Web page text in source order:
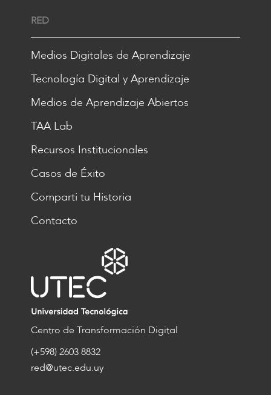
RED
Medios Digitales de Aprendizaje
Tecnología Digital y Aprendizaje
Medios de Aprendizaje Abiertos
TAA Lab
Recursos Institucionales
Casos de Éxito
Comparti tu Historia
Contacto
Centro de Transformación Digital
(+598) 2603 8832
red@utec.edu.uy